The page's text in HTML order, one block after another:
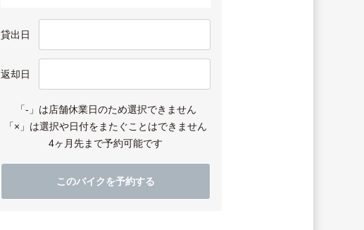
貸出日
返却日
「-」は店舗休業日のため選択できません
「×」は選択や日付をまたぐことはできません
4ヶ月先まで予約可能です
このバイクを予約する